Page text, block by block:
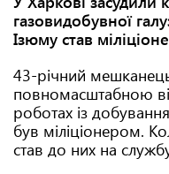
газовидобувної
Ізюму став
43-річний
повномасштабною
роботах із
був міліціонером.
став до них на